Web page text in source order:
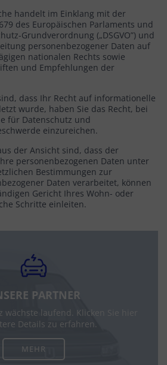
PARTNER
wächste laufend. Klicken Sie hier
Details zu erfahren.
MEHR
handelt im Einklang mit der
des Europäischen Parlaments und
Grundverordnung („DSGVO”) und
personenbezogener Daten auf
nationalen Rechts sowie
und Empfehlungen der
dass Ihr Recht auf informationelle
wurde, haben Sie das Recht, bei
für Datenschutz und
einzureichen.
der Ansicht sind, dass der
personenbezogenen Daten unter
Bestimmungen zur
Daten verarbeitet, können
Gericht Ihres Wohn- oder
Schritte einleiten.